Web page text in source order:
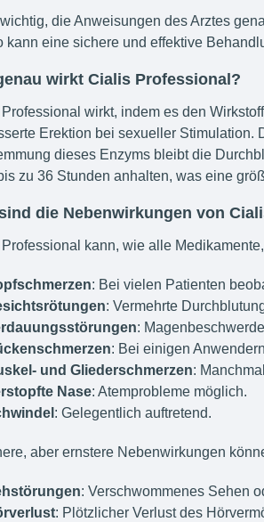
die Anweisungen des Arztes
kann eine sichere und effektive
wirkt Cialis Professional?
wirkt, indem es den
Erektion bei sexueller Stimulation.
dieses Enzyms bleibt die
zu 36 Stunden anhalten, was eine
die Nebenwirkungen von
kann, wie alle
: Bei vielen Patienten
: Vermehrte
:
: Bei einigen
und Gliederschmerzen:
Nase: Atemprobleme möglich.
: Gelegentlich auftretend.
aber ernstere Nebenwirkungen
: Verschwommenes Sehen
: Plötzlicher Verlust des